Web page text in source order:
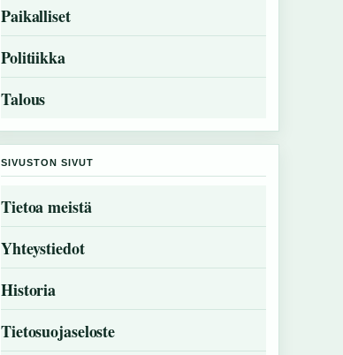
Paikalliset
Politiikka
Talous
SIVUSTON SIVUT
Tietoa meistä
Yhteystiedot
Historia
Tietosuojaseloste